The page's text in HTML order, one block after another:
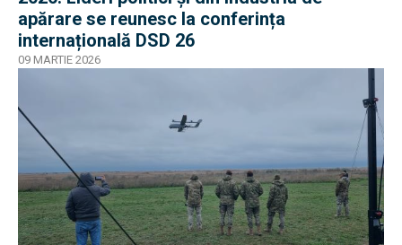
apărare se reunesc la conferința
internațională DSD 26
09 MARTIE 2026